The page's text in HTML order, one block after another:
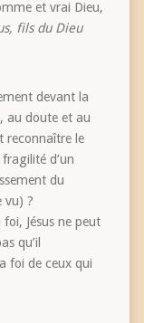
etvrai Dieu,
fils du Dieu
devant la
au doute et au
reconnaître le
d’un
du
vu) ?
Jésus ne peut
qu’il
foi de ceux qui